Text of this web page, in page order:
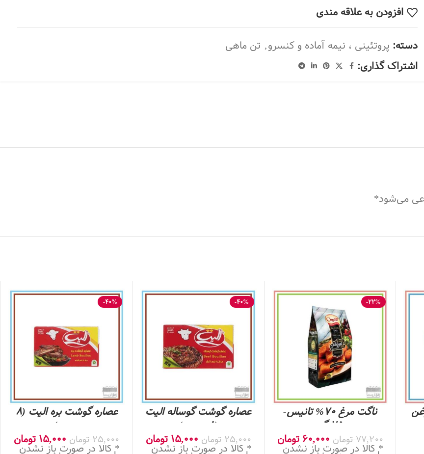
افزودن به علاقه مندی
دسته: پروتئینی ، نیمه آماده و کنسرو, تن ماهی
اشتراک گذاری:
می‌شود*
-22%
ناگت مرغ 70% تانیس-
250 گرم
77,200تومان 60,000 تومان
* کالا در صورت باز نشدن
-40%
عصاره گوشت گوساله الیت
(8 عددی)
25,000تومان 15,000 تومان
* کالا در صورت باز نشدن
-40%
عصاره گوشت بره الیت (8
عددی)
25,000تومان 15,000 تومان
* کالا در صورت باز نشدن